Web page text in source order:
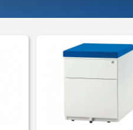
＜家財おまかせ便＞
(搬入・設
サイズ：Ｃランク(250cmまで)
■横浜市内 1台 ￥1,100～（自